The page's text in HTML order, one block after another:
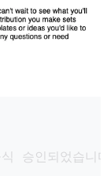
승인되었습니